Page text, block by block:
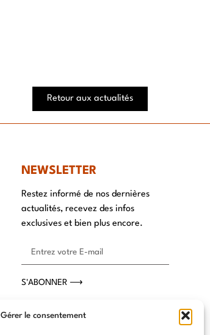
Gérer le consentement
Retour aux actualités
NEWSLETTER
Restez informé de nos dernières
actualités, recevez des infos
exclusives et bien plus encore.
S'ABONNER ⟶